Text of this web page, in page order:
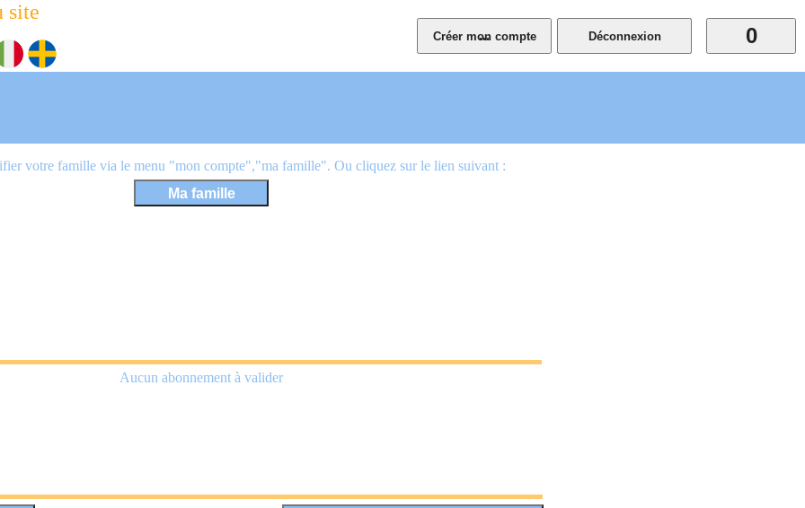
site
0
...
votre famille via le menu "mon compte","ma famille". Ou cliquez sur le lien suivant :
Aucun abonnement à valider